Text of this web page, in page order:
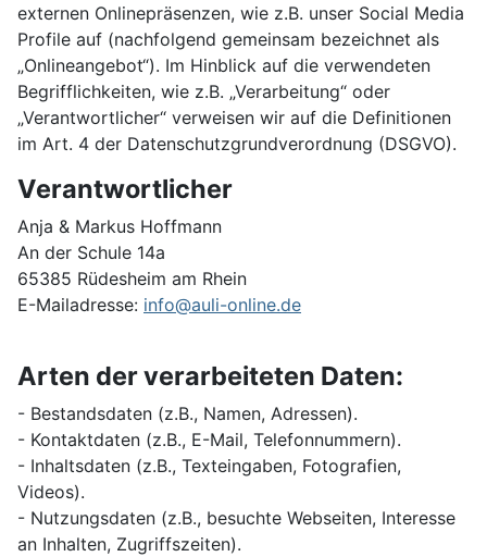
externen Onlinepräsenzen, wie z.B. unser Social Media
Profile auf (nachfolgend gemeinsam bezeichnet als
„Onlineangebot“). Im Hinblick auf die verwendeten
Begrifflichkeiten, wie z.B. „Verarbeitung“ oder
„Verantwortlicher“ verweisen wir auf die Definitionen
im Art. 4 der Datenschutzgrundverordnung (DSGVO).
Verantwortlicher
Anja & Markus Hoffmann
An der Schule 14a
65385 Rüdesheim am Rhein
E-Mailadresse: info@auli-online.de
Arten der verarbeiteten Daten:
- Bestandsdaten (z.B., Namen, Adressen).
- Kontaktdaten (z.B., E-Mail, Telefonnummern).
- Inhaltsdaten (z.B., Texteingaben, Fotografien,
Videos).
- Nutzungsdaten (z.B., besuchte Webseiten, Interesse
an Inhalten, Zugriffszeiten).